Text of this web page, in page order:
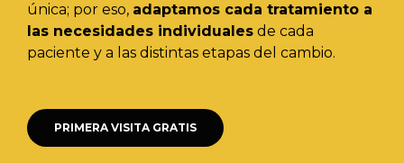
única; por eso, adaptamos cada tratamiento a
las necesidades individuales de cada
paciente y a las distintas etapas del cambio.
PRIMERA VISITA GRATIS